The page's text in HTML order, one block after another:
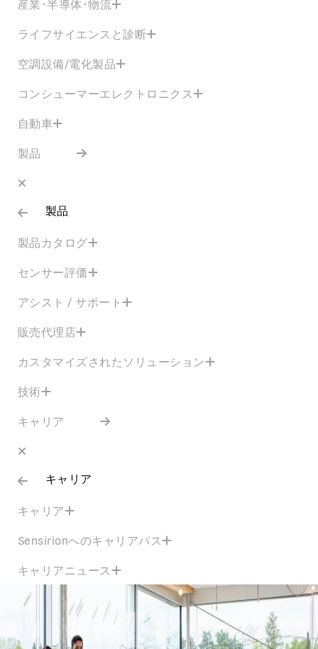
産業･半導体･物流
ライフサイエンスと診断
空調設備/電化製品
コンシューマーエレクトロニクス
自動車
製品
製品
製品カタログ
センサー評価
アシスト / サポート
販売代理店
カスタマイズされたソリューション
技術
キャリア
キャリア
キャリア
Sensirionへのキャリアパス
キャリアニュース